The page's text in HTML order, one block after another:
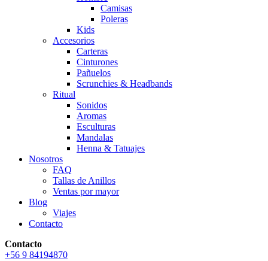
Camisas
Poleras
Kids
Accesorios
Carteras
Cinturones
Pañuelos
Scrunchies & Headbands
Ritual
Sonidos
Aromas
Esculturas
Mandalas
Henna & Tatuajes
Nosotros
FAQ
Tallas de Anillos
Ventas por mayor
Blog
Viajes
Contacto
Contacto
+56 9 84194870